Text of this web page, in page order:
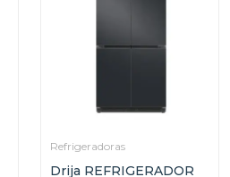
Refrigeradoras
Drija REFRIGERADOR